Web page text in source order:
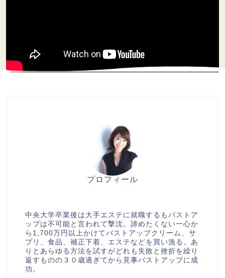
プロフィール
中央大学卒業後は大手エステに就職するもバストア
ップは不可能と言われて撃沈。諦めたくない一心か
ら1,700万円以上かけてバストアップクリーム、サ
プリ、食品、補正下着、エステなどを買い漁る。あ
りとあらゆる方法を試すがどれも失敗と挫折を繰り
返すものの３０歳過ぎてから見事バストアップに成
功。